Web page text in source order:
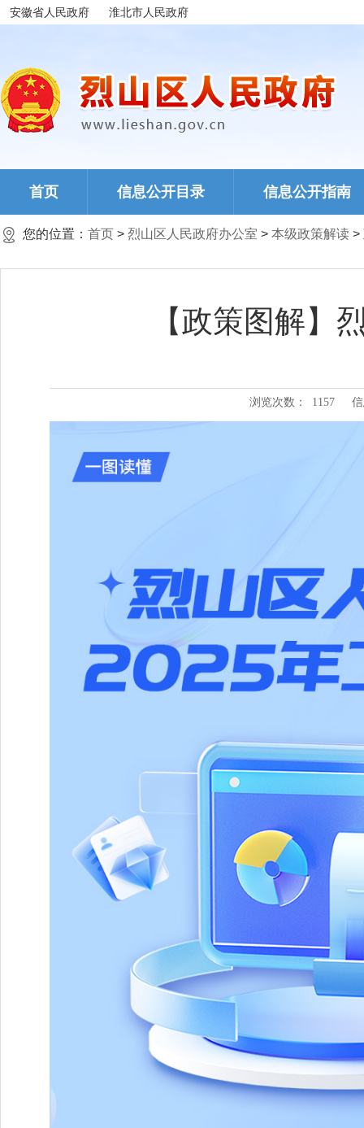
安徽省人民政府 淮北市人民政府
首页 信息公开目录 信息公开指南
您的位置： 首页 > 烈山区人民政府办公室 > 本级政策解读 >
【政策图解】
浏览次数： 1157